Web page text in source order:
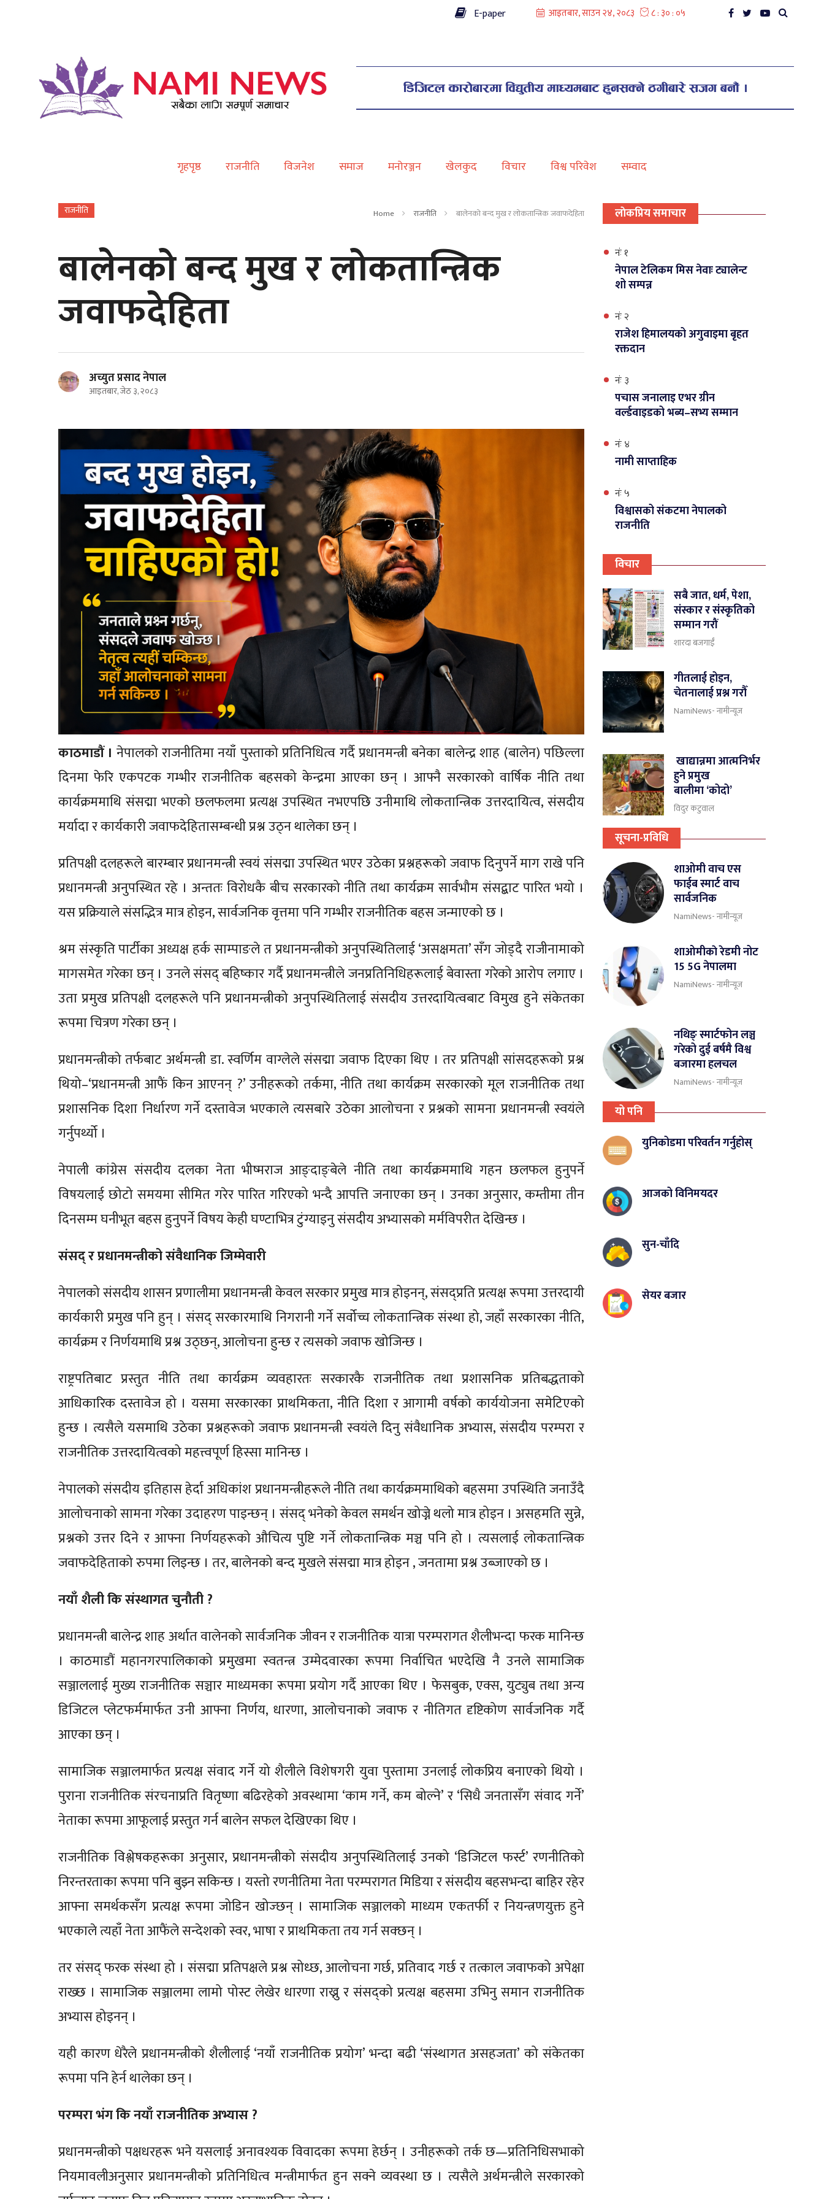
E-paper
गृहपृष्ठ राजनीति विजनेश समाज मनोरञ्जन खेलकुद विचार विश्व परिवेश सम्वाद
राजनीति Home राजनीति बालेनको बन्द मुख र लोकतान्त्रिक जवाफदेहिता
बालेनको बन्द मुख र लोकतान्त्रिक
जवाफदेहिता
अच्युत प्रसाद नेपाल
आइतबार, जेठ ३, २०८३
काठमाडौं । नेपालको राजनीतिमा नयाँ पुस्ताको प्रतिनिधित्व गर्दै प्रधानमन्त्री बनेका बालेन्द्र शाह (बालेन) पछिल्ला
दिनमा फेरि एकपटक गम्भीर राजनीतिक बहसको केन्द्रमा आएका छन् । आफ्नै सरकारको वार्षिक नीति तथा
कार्यक्रममाथि संसद्मा भएको छलफलमा प्रत्यक्ष उपस्थित नभएपछि उनीमाथि लोकतान्त्रिक उत्तरदायित्व, संसदीय
मर्यादा र कार्यकारी जवाफदेहितासम्बन्धी प्रश्न उठ्न थालेका छन् ।
प्रतिपक्षी दलहरूले बारम्बार प्रधानमन्त्री स्वयं संसद्मा उपस्थित भएर उठेका प्रश्नहरूको जवाफ दिनुपर्ने माग राखे पनि
प्रधानमन्त्री अनुपस्थित रहे । अन्ततः विरोधकै बीच सरकारको नीति तथा कार्यक्रम सार्वभौम संसद्बाट पारित भयो ।
यस प्रक्रियाले संसद्भित्र मात्र होइन, सार्वजनिक वृत्तमा पनि गम्भीर राजनीतिक बहस जन्माएको छ ।
श्रम संस्कृति पार्टीका अध्यक्ष हर्क साम्पाङले त प्रधानमन्त्रीको अनुपस्थितिलाई ‘असक्षमता’ सँग जोड्दै राजीनामाको
मागसमेत गरेका छन् । उनले संसद् बहिष्कार गर्दै प्रधानमन्त्रीले जनप्रतिनिधिहरूलाई बेवास्ता गरेको आरोप लगाए ।
उता प्रमुख प्रतिपक्षी दलहरूले पनि प्रधानमन्त्रीको अनुपस्थितिलाई संसदीय उत्तरदायित्वबाट विमुख हुने संकेतका
रूपमा चित्रण गरेका छन् ।
प्रधानमन्त्रीको तर्फबाट अर्थमन्त्री डा. स्वर्णिम वाग्लेले संसद्मा जवाफ दिएका थिए । तर प्रतिपक्षी सांसदहरूको प्रश्न
थियो–‘प्रधानमन्त्री आफैं किन आएनन् ?’ उनीहरूको तर्कमा, नीति तथा कार्यक्रम सरकारको मूल राजनीतिक तथा
प्रशासनिक दिशा निर्धारण गर्ने दस्तावेज भएकाले त्यसबारे उठेका आलोचना र प्रश्नको सामना प्रधानमन्त्री स्वयंले
गर्नुपर्थ्यो ।
नेपाली कांग्रेस संसदीय दलका नेता भीष्मराज आङ्दाङ्बेले नीति तथा कार्यक्रममाथि गहन छलफल हुनुपर्ने
विषयलाई छोटो समयमा सीमित गरेर पारित गरिएको भन्दै आपत्ति जनाएका छन् । उनका अनुसार, कम्तीमा तीन
दिनसम्म घनीभूत बहस हुनुपर्ने विषय केही घण्टाभित्र टुंग्याइनु संसदीय अभ्यासको मर्मविपरीत देखिन्छ ।
संसद् र प्रधानमन्त्रीको संवैधानिक जिम्मेवारी
नेपालको संसदीय शासन प्रणालीमा प्रधानमन्त्री केवल सरकार प्रमुख मात्र होइनन्, संसद्प्रति प्रत्यक्ष रूपमा उत्तरदायी
कार्यकारी प्रमुख पनि हुन् । संसद् सरकारमाथि निगरानी गर्ने सर्वोच्च लोकतान्त्रिक संस्था हो, जहाँ सरकारका नीति,
कार्यक्रम र निर्णयमाथि प्रश्न उठ्छन्, आलोचना हुन्छ र त्यसको जवाफ खोजिन्छ ।
राष्ट्रपतिबाट प्रस्तुत नीति तथा कार्यक्रम व्यवहारतः सरकारकै राजनीतिक तथा प्रशासनिक प्रतिबद्धताको
आधिकारिक दस्तावेज हो । यसमा सरकारका प्राथमिकता, नीति दिशा र आगामी वर्षको कार्ययोजना समेटिएको
हुन्छ । त्यसैले यसमाथि उठेका प्रश्नहरूको जवाफ प्रधानमन्त्री स्वयंले दिनु संवैधानिक अभ्यास, संसदीय परम्परा र
राजनीतिक उत्तरदायित्वको महत्त्वपूर्ण हिस्सा मानिन्छ ।
नेपालको संसदीय इतिहास हेर्दा अधिकांश प्रधानमन्त्रीहरूले नीति तथा कार्यक्रममाथिको बहसमा उपस्थिति जनाउँदै
आलोचनाको सामना गरेका उदाहरण पाइन्छन् । संसद् भनेको केवल समर्थन खोज्ने थलो मात्र होइन । असहमति सुन्ने,
प्रश्नको उत्तर दिने र आफ्ना निर्णयहरूको औचित्य पुष्टि गर्ने लोकतान्त्रिक मञ्च पनि हो । त्यसलाई लोकतान्त्रिक
जवाफदेहिताको रुपमा लिइन्छ । तर, बालेनको बन्द मुखले संसद्मा मात्र होइन , जनतामा प्रश्न उब्जाएको छ ।
नयाँ शैली कि संस्थागत चुनौती ?
प्रधानमन्त्री बालेन्द्र शाह अर्थात वालेनको सार्वजनिक जीवन र राजनीतिक यात्रा परम्परागत शैलीभन्दा फरक मानिन्छ
। काठमाडौं महानगरपालिकाको प्रमुखमा स्वतन्त्र उम्मेदवारका रूपमा निर्वाचित भएदेखि नै उनले सामाजिक
सञ्जाललाई मुख्य राजनीतिक सञ्चार माध्यमका रूपमा प्रयोग गर्दै आएका थिए । फेसबुक, एक्स, युट्युब तथा अन्य
डिजिटल प्लेटफर्ममार्फत उनी आफ्ना निर्णय, धारणा, आलोचनाको जवाफ र नीतिगत दृष्टिकोण सार्वजनिक गर्दै
आएका छन् ।
सामाजिक सञ्जालमार्फत प्रत्यक्ष संवाद गर्ने यो शैलीले विशेषगरी युवा पुस्तामा उनलाई लोकप्रिय बनाएको थियो ।
पुराना राजनीतिक संरचनाप्रति वितृष्णा बढिरहेको अवस्थामा ‘काम गर्ने, कम बोल्ने’ र ‘सिधै जनतासँग संवाद गर्ने’
नेताका रूपमा आफूलाई प्रस्तुत गर्न बालेन सफल देखिएका थिए ।
राजनीतिक विश्लेषकहरूका अनुसार, प्रधानमन्त्रीको संसदीय अनुपस्थितिलाई उनको ‘डिजिटल फर्स्ट’ रणनीतिको
निरन्तरताका रूपमा पनि बुझ्न सकिन्छ । यस्तो रणनीतिमा नेता परम्परागत मिडिया र संसदीय बहसभन्दा बाहिर रहेर
आफ्ना समर्थकसँग प्रत्यक्ष रूपमा जोडिन खोज्छन् । सामाजिक सञ्जालको माध्यम एकतर्फी र नियन्त्रणयुक्त हुने
भएकाले त्यहाँ नेता आफैंले सन्देशको स्वर, भाषा र प्राथमिकता तय गर्न सक्छन् ।
तर संसद् फरक संस्था हो । संसद्मा प्रतिपक्षले प्रश्न सोध्छ, आलोचना गर्छ, प्रतिवाद गर्छ र तत्काल जवाफको अपेक्षा
राख्छ । सामाजिक सञ्जालमा लामो पोस्ट लेखेर धारणा राख्नु र संसद्को प्रत्यक्ष बहसमा उभिनु समान राजनीतिक
अभ्यास होइनन् ।
यही कारण धेरैले प्रधानमन्त्रीको शैलीलाई ‘नयाँ राजनीतिक प्रयोग’ भन्दा बढी ‘संस्थागत असहजता’ को संकेतका
रूपमा पनि हेर्न थालेका छन् ।
परम्परा भंग कि नयाँ राजनीतिक अभ्यास ?
प्रधानमन्त्रीको पक्षधरहरू भने यसलाई अनावश्यक विवादका रूपमा हेर्छन् । उनीहरूको तर्क छ—प्रतिनिधिसभाको
नियमावलीअनुसार प्रधानमन्त्रीको प्रतिनिधित्व मन्त्रीमार्फत हुन सक्ने व्यवस्था छ । त्यसैले अर्थमन्त्रीले सरकारको
लाेकप्रिय समाचार
नंः १
नेपाल टेलिकम मिस नेवाः ट्यालेन्ट
शो सम्पन्न
नंः २
राजेश हिमालयको अगुवाइमा बृहत
रक्तदान
नंः ३
पचास जनालाइ एभर ग्रीन
वर्ल्डवाइडको भब्य–सभ्य सम्मान
नंः ४
नामी साप्ताहिक
नंः ५
विश्वासको संकटमा नेपालको
राजनीति
विचार
सबै जात, धर्म, पेशा,
संस्कार र संस्कृतिको
सम्मान गरौं
शारदा बजगाईँ
गीतलाई होइन,
चेतनालाई प्रश्न गरौँ
NamiNews- नामीन्यूज
खाद्यान्नमा आत्मनिर्भर
हुने प्रमुख
बालीमा ‘कोदो’
विदुर कटुवाल
सूचना-प्रविधि
शाओमी वाच एस
फाईब स्मार्ट वाच
सार्वजनिक
NamiNews- नामीन्यूज
शाओमीकाे रेडमी नोट
15 5G नेपालमा
NamiNews- नामीन्यूज
नथिङ् स्मार्टफोन लञ्च
गरेको दुई बर्षमै विश्व
बजारमा हलचल
NamiNews- नामीन्यूज
यो पनि
युनिकोडमा परिवर्तन गर्नुहोस्
आजको विनिमयदर
सुन-चाँदि
सेयर बजार